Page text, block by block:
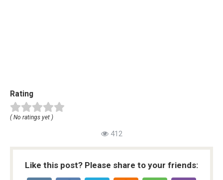
Rating
( No ratings yet )
412
Like this post? Please share to your friends: